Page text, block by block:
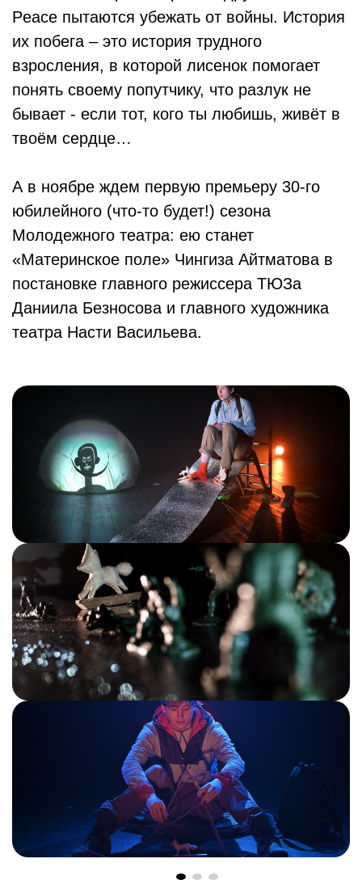
Peace пытаются убежать от войны. История
их побега – это история трудного
взросления, в которой лисенок помогает
понять своему попутчику, что разлук не
бывает - если тот, кого ты любишь, живёт в
твоём сердце…
А в ноябре ждем первую премьеру 30-го
юбилейного (что-то будет!) сезона
Молодежного театра: ею станет
«Материнское поле» Чингиза Айтматова в
постановке главного режиссера ТЮЗа
Даниила Безносова и главного художника
театра Насти Васильева.